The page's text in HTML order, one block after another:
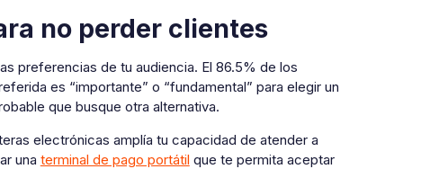
no perder clientes
preferencias de tu audiencia. El 86.5% de los
es “importante” o “fundamental” para elegir un
que busque otra alternativa.
electrónicas amplía tu capacidad de atender a
una terminal de pago portátil que te permita aceptar